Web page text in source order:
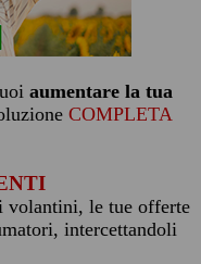
aumentare la tua
COMPLETA
volantini, le tue offerte
intercettandoli